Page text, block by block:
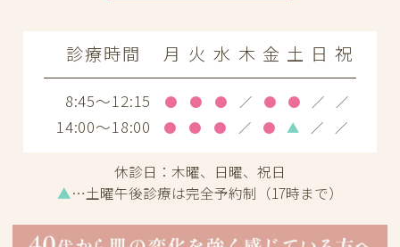
診療時間 月 火 水 木 金 土 日 祝
8:45～12:15 ● ● ● ／ ● ● ／ ／
14:00～18:00 ● ● ● ／ ● ▲ ／ ／
休診日： 木曜、日曜、祝日
▲…土曜午後診療は完全予約制（17時まで）